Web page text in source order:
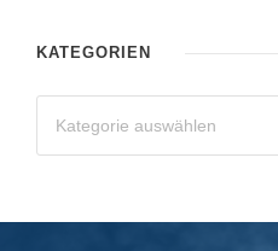
KATEGORIEN